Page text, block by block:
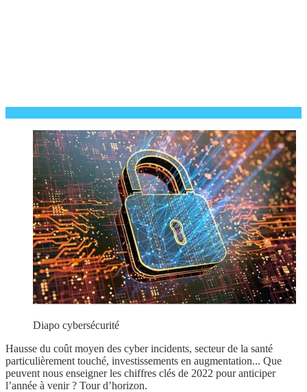
Diapo cybersécurité
Hausse du coût moyen des cyber incidents, secteur de la santé
particulièrement touché, investissements en augmentation... Que
peuvent nous enseigner les chiffres clés de 2022 pour anticiper
l’année à venir ? Tour d’horizon.